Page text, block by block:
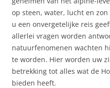
op steen, water, lucht en
u een onvergetelijke reis
allerlei vragen worden
natuurfenomenen wachten
te worden. Hier worden uw
betrekking tot alles wat de
bieden heeft.